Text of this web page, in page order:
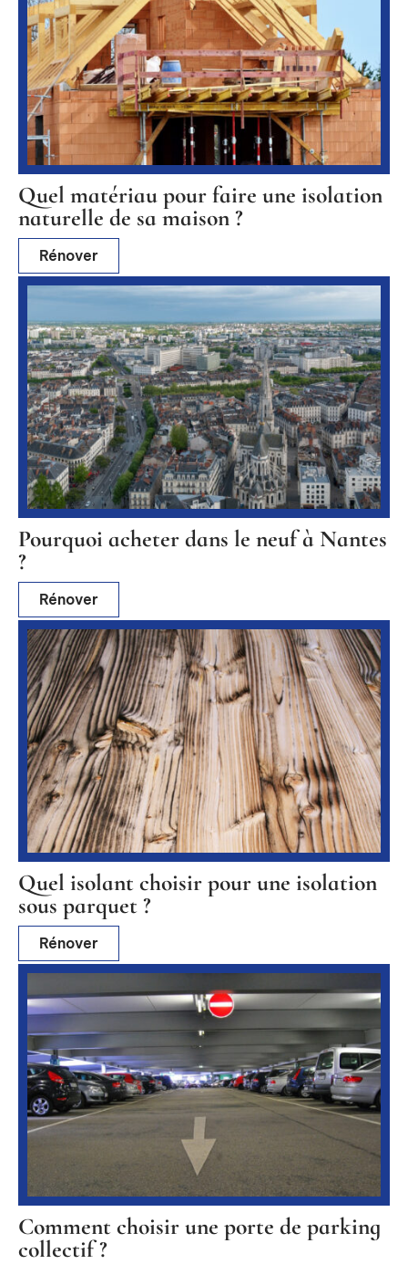
Quel matériau pour faire une isolation
naturelle de sa maison ?
Rénover
Pourquoi acheter dans le neuf à Nantes
?
Rénover
Quel isolant choisir pour une isolation
sous parquet ?
Rénover
Comment choisir une porte de parking
collectif ?